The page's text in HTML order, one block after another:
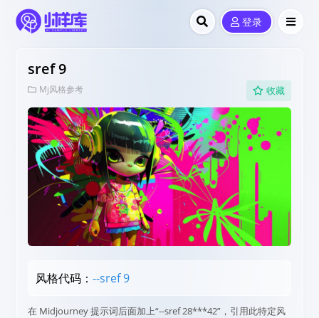
登录
sref 9
Mj风格参考 收藏
风格代码：--sref 9
在 Midjourney 提示词后面加上“--sref 28***42”，引用此特定风